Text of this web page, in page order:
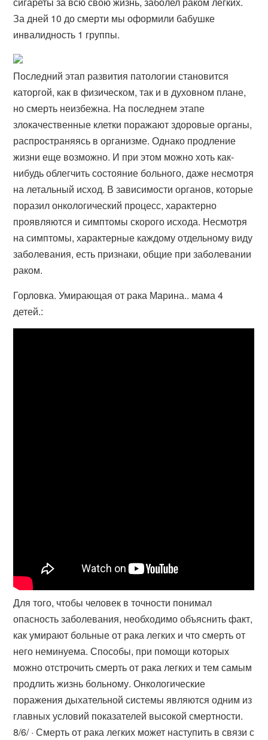
За дней 10 до смерти мы оформили бабушке
инвалидность 1 группы.
Последний этап развития патологии становится
каторгой, как в физическом, так и в духовном плане,
но смерть неизбежна. На последнем этапе
злокачественные клетки поражают здоровые органы,
распространяясь в организме. Однако продление
жизни еще возможно. И при этом можно хоть как-
нибудь облегчить состояние больного, даже несмотря
на летальный исход. В зависимости органов, которые
поразил онкологический процесс, характерно
проявляются и симптомы скорого исхода. Несмотря
на симптомы, характерные каждому отдельному виду
заболевания, есть признаки, общие при заболевании
раком.
Горловка. Умирающая от рака Марина.. мама 4
детей.:
Для того, чтобы человек в точности понимал
опасность заболевания, необходимо объяснить факт,
как умирают больные от рака легких и что смерть от
него неминуема. Способы, при помощи которых
можно отстрочить смерть от рака легких и тем самым
продлить жизнь больному. Онкологические
поражения дыхательной системы являются одним из
главных условий показателей высокой смертности.
8/6/ · Смерть от рака легких может наступить в связи с